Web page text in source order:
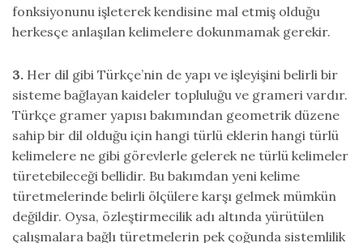
fonksiyonunu işleterek kendisine mal etmiş olduğu
herkesçe anlaşılan kelimelere dokunmamak gerekir.
3. Her dil gibi Türkçe’nin de yapı ve işleyişini belirli bir
sisteme bağlayan kaideler topluluğu ve grameri vardır.
Türkçe gramer yapısı bakımından geometrik düzene
sahip bir dil olduğu için hangi türlü eklerin hangi türlü
kelimelere ne gibi görevlerle gelerek ne türlü kelimeler
türetebileceği bellidir. Bu bakımdan yeni kelime
türetmelerinde belirli ölçülere karşı gelmek mümkün
değildir. Oysa, özleştirmecilik adı altında yürütülen
çalışmalara bağlı türetmelerin pek çoğunda sistemlilik